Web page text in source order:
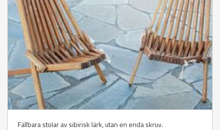
Fällbara stolar av sibirisk lärk, utan en enda skruv.